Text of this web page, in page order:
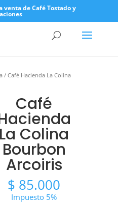
venta de Café Tostado y
/ Café Hacienda La Colina
Café
La Colina
Bourbon
Arcoiris
$ 85.000
Impuesto 5%